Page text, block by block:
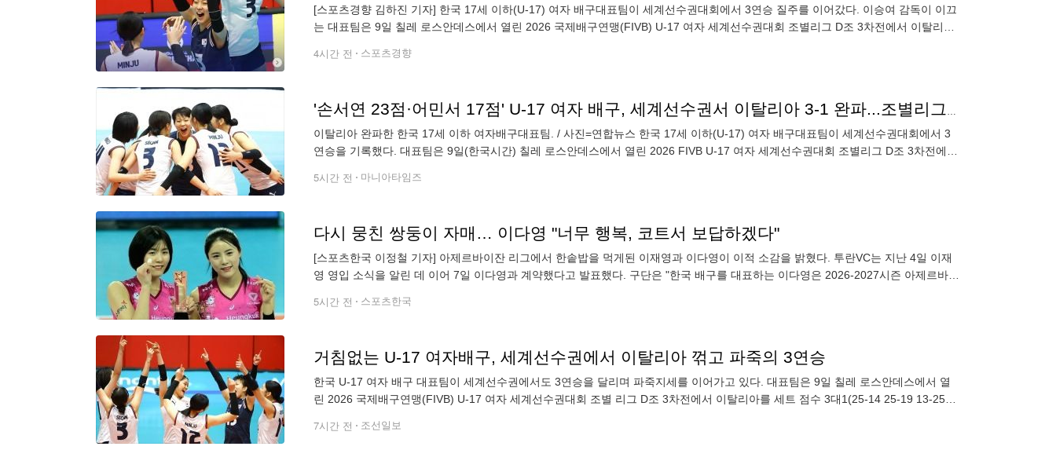
[스포츠경향 김하진 기자] 한국 17세 이하(U-17) 여자 배구대표팀이 세계선수권대회에서 3연승 질주를 이어갔다. 이승여 감독이 이끄
는 대표팀은 9일 칠레 로스안데스에서 열린 2026 국제배구연맹(FIVB) U-17 여자 세계선수권대회 조별리그 D조 3차전에서 이탈리아
4시간 전 스포츠경향
'손서연 23점·어민서 17점' U-17 여자 배구, 세계선수권서 이탈리아 3-1 완파...조별리그 3연승
이탈리아 완파한 한국 17세 이하 여자배구대표팀. / 사진=연합뉴스 한국 17세 이하(U-17) 여자 배구대표팀이 세계선수권대회에서 3
연승을 기록했다. 대표팀은 9일(한국시간) 칠레 로스안데스에서 열린 2026 FIVB U-17 여자 세계선수권대회 조별리그 D조 3차전에서
5시간 전 마니아타임즈
다시 뭉친 쌍둥이 자매… 이다영 "너무 행복, 코트서 보답하겠다"
[스포츠한국 이정철 기자] 아제르바이잔 리그에서 한솥밥을 먹게된 이재영과 이다영이 이적 소감을 밝혔다. 투란VC는 지난 4일 이재
영 영입 소식을 알린 데 이어 7일 이다영과 계약했다고 발표했다. 구단은 "한국 배구를 대표하는 이다영은 2026-2027시즌 아제르바이
5시간 전 스포츠한국
거침없는 U-17 여자배구, 세계선수권에서 이탈리아 꺾고 파죽의 3연승
한국 U-17 여자 배구 대표팀이 세계선수권에서도 3연승을 달리며 파죽지세를 이어가고 있다. 대표팀은 9일 칠레 로스안데스에서 열
린 2026 국제배구연맹(FIVB) U-17 여자 세계선수권대회 조별 리그 D조 3차전에서 이탈리아를 세트 점수 3대1(25-14 25-19 13-25
7시간 전 조선일보